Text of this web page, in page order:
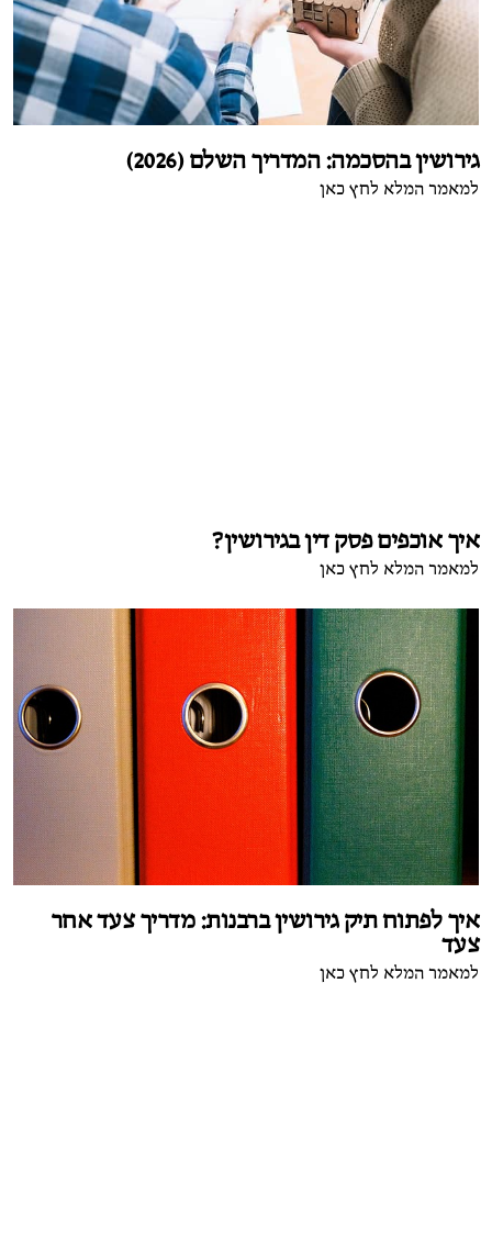
גירושין בהסכמה: המדריך השלם (2026)
למאמר המלא לחץ כאן
איך אוכפים פסק דין בגירושין?
למאמר המלא לחץ כאן
איך לפתוח תיק גירושין ברבנות: מדריך צעד אחר
צעד
למאמר המלא לחץ כאן